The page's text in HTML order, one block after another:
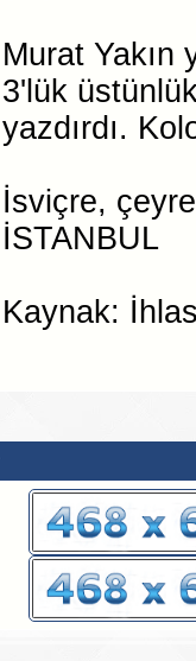
Murat Yakın
3'lük
yazdırdı.
İsviçre,
İSTANBUL
Kaynak: